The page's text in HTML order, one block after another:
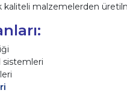
kaliteli malzemelerden
sistemleri